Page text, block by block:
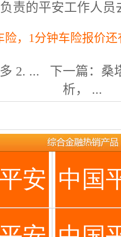
责的平安工作人员
险，1分钟车险报价
2. ... 下一篇： 桑
析， ...